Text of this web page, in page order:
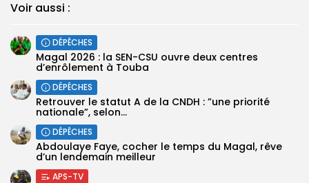
Voir aussi :
DÉPÊCHES
Magal 2026 : la SEN-CSU ouvre deux centres
d’enrôlement à Touba
DÉPÊCHES
Retrouver le statut A de la CNDH : ”une priorité
nationale”, selon...
DÉPÊCHES
Abdoulaye Faye, cocher le temps du Magal, rêve
d’un lendemain meilleur
APS-TV